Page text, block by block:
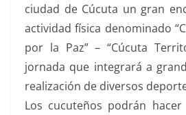
ciudad de Cúcuta un gran
actividad física denominado
por la Paz” – “Cúcuta
jornada que integrará a
realización de diversos
Los cucuteños podrán hacer